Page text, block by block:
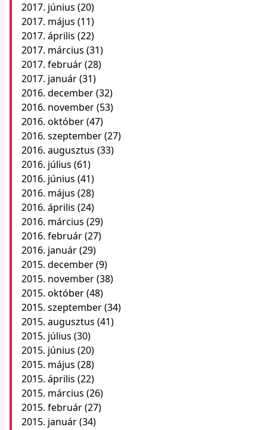
2017. június (20)
2017. május (11)
2017. április (22)
2017. március (31)
2017. február(28)
2017. január(31)
2016. december(32)
2016. november(53)
2016. október(47)
2016. szeptember(27)
2016. augusztus (33)
2016. július (61)
2016. június (41)
2016. május (28)
2016. április (24)
2016. március (29)
2016. február(27)
2016. január(29)
2015. december(9)
2015. november(38)
2015. október(48)
2015. szeptember(34)
2015. augusztus (41)
2015. július (30)
2015. június (20)
2015. május (28)
2015. április (22)
2015. március (26)
2015. február(27)
2015. január(34)